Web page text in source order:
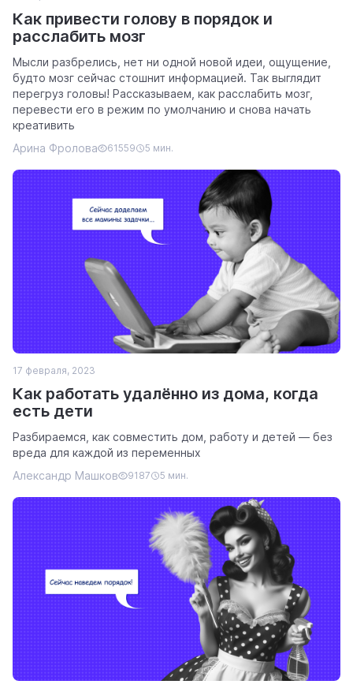
Как привести голову в порядок и
расслабить мозг
Мысли разбрелись, нет ни одной новой идеи, ощущение,
будто мозг сейчас стошнит информацией. Так выглядит
перегруз головы! Рассказываем, как расслабить мозг,
перевести его в режим по умолчанию и снова начать
креативить
Арина Фролова
61559 5 мин.
17 февраля, 2023
Как работать удалённо из дома, когда
есть дети
Разбираемся, как совместить дом, работу и детей — без
вреда для каждой из переменных
Александр Машков
9187 5 мин.